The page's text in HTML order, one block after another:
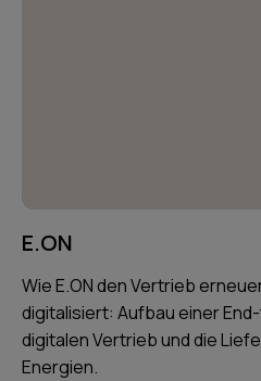
E.ON
Wie E.ON den Vertrieb
digitalisiert: Aufbau einer
digitalen Vertrieb und die
Energien.